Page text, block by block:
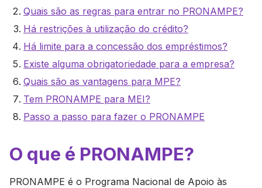
Quais são as regras para entrar no PRONAMPE?
Há restrições à utilização do crédito?
Há limite para a concessão dos empréstimos?
Existe alguma obrigatoriedade para a empresa?
Quais são as vantagens para MPE?
Tem PRONAMPE para MEI?
Passo a passo para fazer o PRONAMPE
O que é PRONAMPE?
PRONAMPE é o Programa Nacional de Apoio às